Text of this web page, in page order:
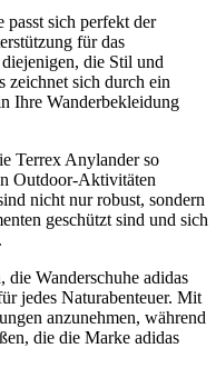
passt sich perfekt der
für das
die Stil und
zeichnet sich durch ein
Ihre Wanderbekleidung
Terrex Anylander so
Outdoor-Aktivitäten
nicht nur robust, sondern
geschützt sind und sich
Wanderschuhe adidas
jedes Naturabenteuer. Mit
anzunehmen, während
die die Marke adidas